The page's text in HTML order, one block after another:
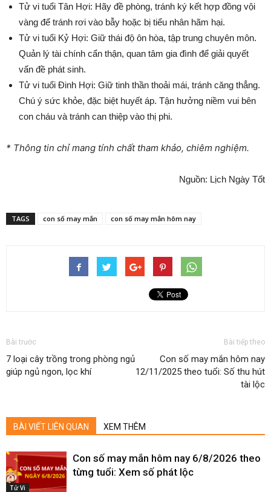
Tử vi tuổi Tân Hợi: Hãy đề phòng, tránh ký kết hợp đồng vội
vàng để tránh rơi vào bẫy hoặc bị tiểu nhân hãm hại.
Tử vi tuổi Kỷ Hợi: Giữ thái độ ôn hòa, tập trung chuyên môn.
Quản lý tài chính cẩn thận, quan tâm gia đình để giải quyết
vấn đề phát sinh.
Tử vi tuổi Đinh Hợi: Giữ tinh thần thoải mái, tránh căng thẳng.
Chú ý sức khỏe, đặc biệt huyết áp. Tận hưởng niềm vui bên
con cháu và tránh can thiệp vào thị phi.
* Thông tin chỉ mang tính chất tham khảo, chiêm nghiệm.
Nguồn: Lịch Ngày Tốt
TAGS con số may mắn con số may mắn hôm nay
Bài trước
7 loại cây trồng trong phòng ngủ
giúp ngủ ngon, lọc khí
Bài tiếp theo
Con số may mắn hôm nay
12/11/2025 theo tuổi: Số thu hút
tài lộc
BÀI VIẾT LIÊN QUAN XEM THÊM
Tử Vi
Con số may mắn hôm nay 6/8/2026 theo
từng tuổi: Xem số phát lộc